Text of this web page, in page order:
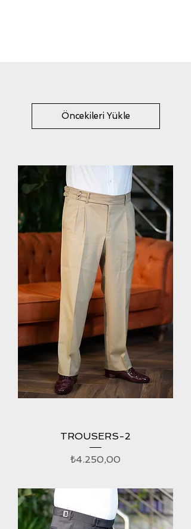
Öncekileri Yükle
TROUSERS-2
Fiyat
₺4.250,00